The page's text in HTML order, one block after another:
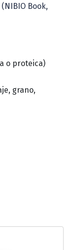
Book,
o proteica)
grano,